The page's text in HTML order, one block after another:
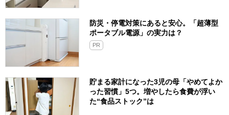
防災・停電対策にあると安心。「超薄型
ポータブル電源」の実力は？​
PR
貯まる家計になった3児の母「やめてよか
った習慣」5つ。増やしたら食費が浮い
た“食品ストック”は